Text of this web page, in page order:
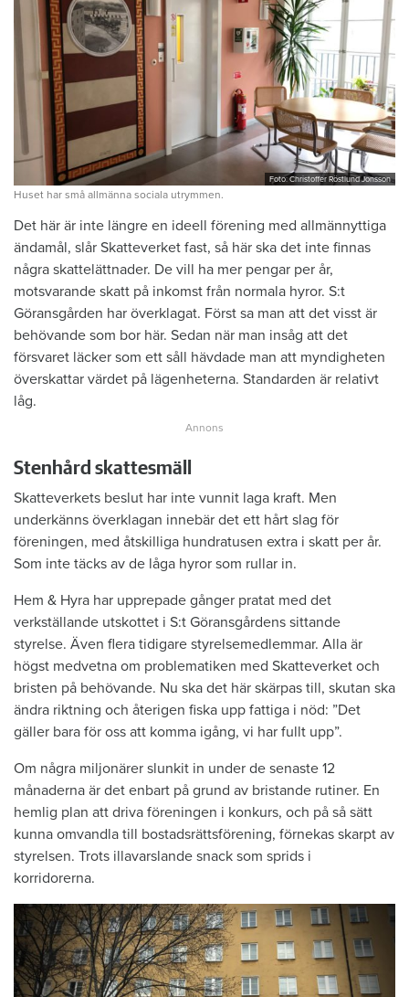
Foto: Christoffer Röstlund Jonsson
Huset har små allmänna sociala utrymmen.
Det här är inte längre en ideell förening med allmännyttiga
ändamål, slår Skatteverket fast, så här ska det inte finnas
några skattelättnader. De vill ha mer pengar per år,
motsvarande skatt på inkomst från normala hyror. S:t
Göransgården har överklagat. Först sa man att det visst är
behövande som bor här. Sedan när man insåg att det
försvaret läcker som ett såll hävdade man att myndigheten
överskattar värdet på lägenheterna. Standarden är relativt
låg.
Stenhård skattesmäll
Skatteverkets beslut har inte vunnit laga kraft. Men
underkänns överklagan innebär det ett hårt slag för
föreningen, med åtskilliga hundratusen extra i skatt per år.
Som inte täcks av de låga hyror som rullar in.
Hem & Hyra har upprepade gånger pratat med det
verkställande utskottet i S:t Göransgårdens sittande
styrelse. Även flera tidigare styrelsemedlemmar. Alla är
högst medvetna om problematiken med Skatteverket och
bristen på behövande. Nu ska det här skärpas till, skutan ska
ändra riktning och återigen fiska upp fattiga i nöd: ”Det
gäller bara för oss att komma igång, vi har fullt upp”.
Om några miljonärer slunkit in under de senaste 12
månaderna är det enbart på grund av bristande rutiner. En
hemlig plan att driva föreningen i konkurs, och på så sätt
kunna omvandla till bostadsrättsförening, förnekas skarpt av
styrelsen. Trots illavarslande snack som sprids i
korridorerna.